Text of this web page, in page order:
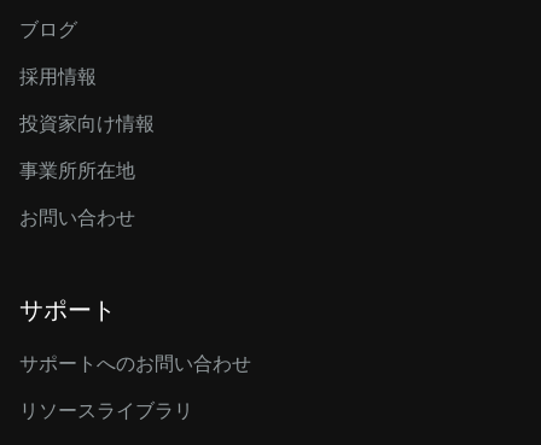
ブログ
採用情報
投資家向け情報
事業所所在地
お問い合わせ
サポート
サポートへのお問い合わせ
リソースライブラリ